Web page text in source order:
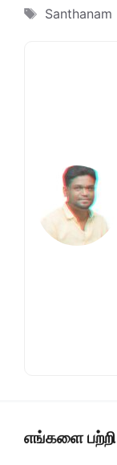
Tags
Santhanam
எங்களை பற்றி